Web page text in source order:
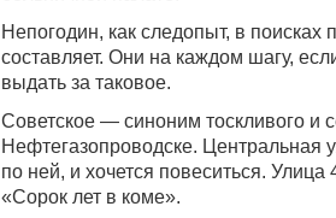
Непогодин, как следопыт, в поисках
составляет. Они на каждом шагу,
выдать за таковое.
Советское — синоним тоскливого и
Нефтегазопроводске.
по ней, и хочется повеситься.
«Сорок лет в коме».